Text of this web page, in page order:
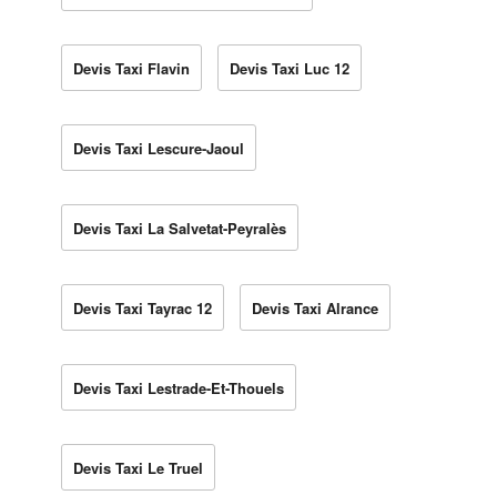
Devis Taxi Flavin Devis Taxi Luc 12
Devis Taxi Lescure-Jaoul
Devis Taxi La Salvetat-Peyralès
Devis Taxi Tayrac 12 Devis Taxi Alrance
Devis Taxi Lestrade-Et-Thouels
Devis Taxi Le Truel